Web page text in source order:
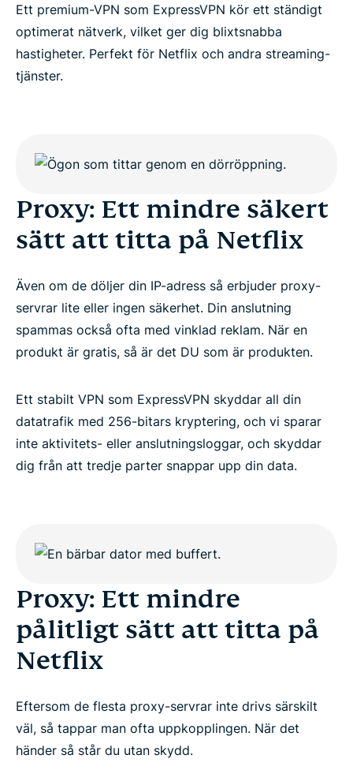
Ett premium-VPN som ExpressVPN kör ett ständigt
optimerat nätverk, vilket ger dig blixtsnabba
hastigheter. Perfekt för Netflix och andra streaming-
tjänster.
Proxy: Ett mindre säkert
sätt att titta på Netflix
Även om de döljer din IP-adress så erbjuder proxy-
servrar lite eller ingen säkerhet. Din anslutning
spammas också ofta med vinklad reklam. När en
produkt är gratis, så är det DU som är produkten.
Ett stabilt VPN som ExpressVPN skyddar all din
datatrafik med 256-bitars kryptering, och vi sparar
inte aktivitets- eller anslutningsloggar, och skyddar
dig från att tredje parter snappar upp din data.
Proxy: Ett mindre
pålitligt sätt att titta på
Netflix
Eftersom de flesta proxy-servrar inte drivs särskilt
väl, så tappar man ofta uppkopplingen. När det
händer så står du utan skydd.